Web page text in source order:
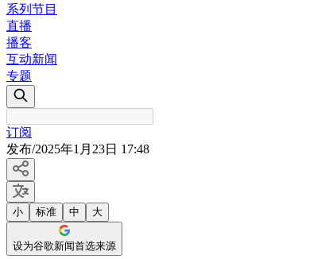
系列节目
直播
播客
互动新闻
专题
订阅
发布/2025年1月23日 17:48
小 标准 中 大
设为谷歌新闻首选来源